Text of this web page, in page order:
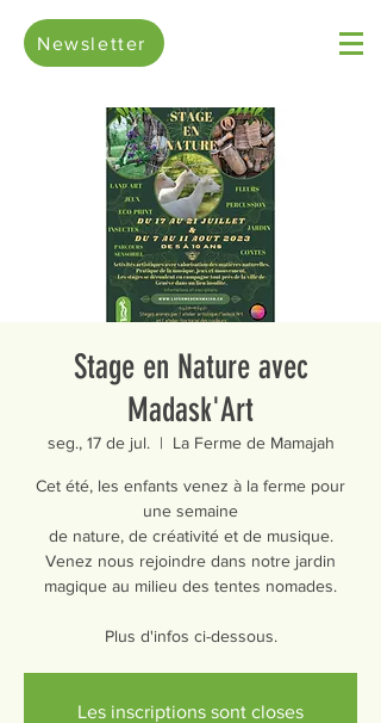
Newsletter
Stage en Nature avec
Madask'Art
seg., 17 de jul.
  |
La Ferme de Mamajah
Cet été, les enfants venez à la ferme pour
une semaine
de nature, de créativité et de musique.
Venez nous rejoindre dans notre jardin
magique au milieu des tentes nomades.
Les inscriptions sont closes